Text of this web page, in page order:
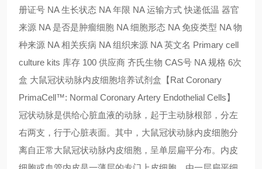
册证号 NA 生长状态 NA 年限 NA 运输方式 快递低温 器官
来源 NA 是否是肿瘤细胞 NA 细胞形态 NA 免疫类型 NA 物
种来源 NA 相关疾病 NA 组织来源 NA 英文名 Primary cell
culture kits 库存 100 供应商 齐氏生物 CAS号 NA 规格 6次
盒 大鼠冠状动脉内皮细胞培养试剂盒【Rat Coronary
PrimaCell™: Normal Coronary Artery Endothelial Cells】
冠状动脉是供给心脏血液的动脉，起于主动脉根部，分左
右两支，行于心脏表面。其中，大鼠冠状动脉内皮细胞分
离自正常大鼠冠状动脉内皮细胞，呈单层扁平分布。内皮